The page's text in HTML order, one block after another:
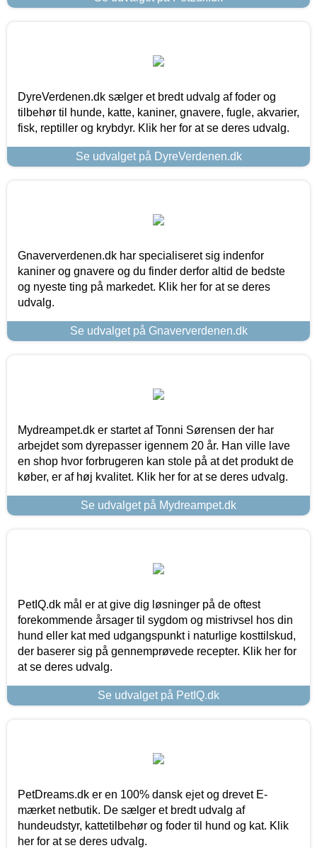
DyreVerdenen.dk sælger et bredt udvalg af foder og
tilbehør til hunde, katte, kaniner, gnavere, fugle, akvarier,
fisk, reptiller og krybdyr. Klik her for at se deres udvalg.
Se udvalget på DyreVerdenen.dk
Gnaververdenen.dk har specialiseret sig indenfor
kaniner og gnavere og du finder derfor altid de bedste
og nyeste ting på markedet. Klik her for at se deres
udvalg.
Se udvalget på Gnaververdenen.dk
Mydreampet.dk er startet af Tonni Sørensen der har
arbejdet som dyrepasser igennem 20 år. Han ville lave
en shop hvor forbrugeren kan stole på at det produkt de
køber, er af høj kvalitet. Klik her for at se deres udvalg.
Se udvalget på Mydreampet.dk
PetIQ.dk mål er at give dig løsninger på de oftest
forekommende årsager til sygdom og mistrivsel hos din
hund eller kat med udgangspunkt i naturlige kosttilskud,
der baserer sig på gennemprøvede recepter. Klik her for
at se deres udvalg.
Se udvalget på PetIQ.dk
PetDreams.dk er en 100% dansk ejet og drevet E-
mærket netbutik. De sælger et bredt udvalg af
hundeudstyr, kattetilbehør og foder til hund og kat. Klik
her for at se deres udvalg.